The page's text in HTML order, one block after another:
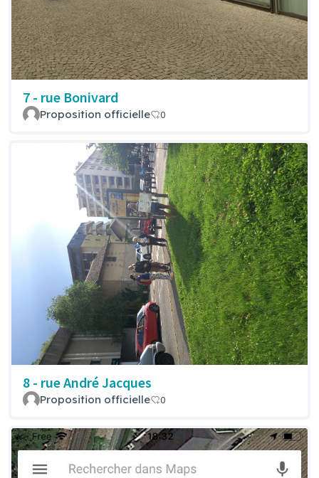
7 - rue Bonivard
Proposition officielle 0
8 - rue André Jacques
Proposition officielle 0